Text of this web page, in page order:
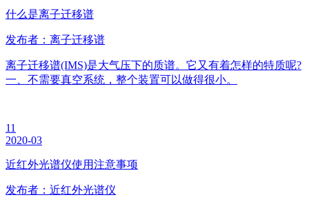
什么是离子迁移谱
发布者：离子迁移谱
离子迁移谱(IMS)是大气压下的质谱。它又有着怎样的特质呢?
一、不需要真空系统，整个装置可以做得很小。
11
2020-03
近红外光谱仪使用注意事项
发布者：近红外光谱仪